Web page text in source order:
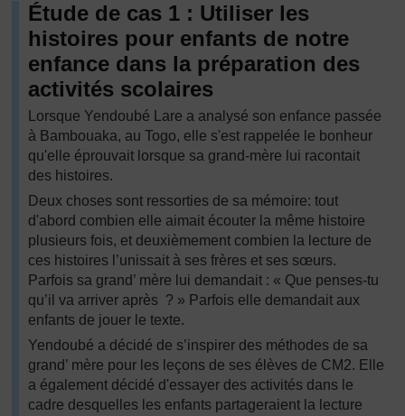
Étude de cas 1 : Utiliser les
histoires pour enfants de notre
enfance dans la préparation des
activités scolaires
Lorsque Yendoubé Lare a analysé son enfance passée
à Bambouaka, au Togo, elle s'est rappelée le bonheur
qu'elle éprouvait lorsque sa grand-mère lui racontait
des histoires.
Deux choses sont ressorties de sa mémoire: tout
d'abord combien elle aimait écouter la même histoire
plusieurs fois, et deuxièmement combien la lecture de
ces histoires l’unissait à ses frères et ses sœurs.
Parfois sa grand’ mère lui demandait : « Que penses-tu
qu’il va arriver après ? » Parfois elle demandait aux
enfants de jouer le texte.
Yendoubé a décidé de s’inspirer des méthodes de sa
grand’ mère pour les leçons de ses élèves de CM2. Elle
a également décidé d'essayer des activités dans le
cadre desquelles les enfants partageraient la lecture